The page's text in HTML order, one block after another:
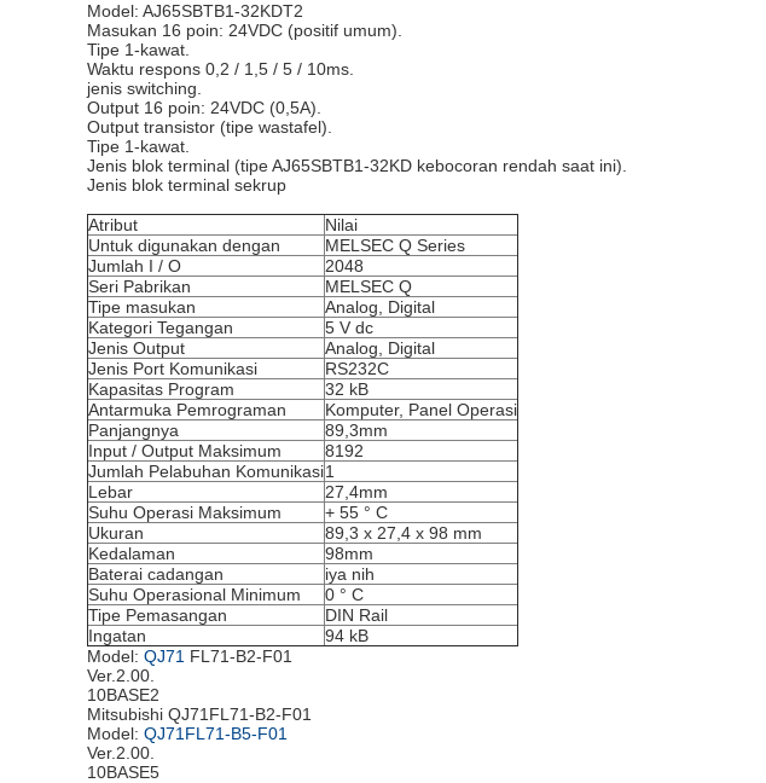
Model: AJ65SBTB1-32KDT2
Masukan 16 poin: 24VDC (positif umum).
Tipe 1-kawat.
Waktu respons 0,2 / 1,5 / 5 / 10ms.
jenis switching.
Output 16 poin: 24VDC (0,5A).
Output transistor (tipe wastafel).
Tipe 1-kawat.
Jenis blok terminal (tipe AJ65SBTB1-32KD kebocoran rendah saat ini).
Jenis blok terminal sekrup
Atribut
Nilai
Untuk digunakan dengan
MELSEC Q Series
Jumlah I / O
2048
Seri Pabrikan
MELSEC Q
Tipe masukan
Analog, Digital
Kategori Tegangan
5 V dc
Jenis Output
Analog, Digital
Jenis Port Komunikasi
RS232C
Kapasitas Program
32 kB
Antarmuka Pemrograman
Komputer, Panel Operasi
Panjangnya
89,3mm
Input / Output Maksimum
8192
Jumlah Pelabuhan Komunikasi1
Lebar
27,4mm
Suhu Operasi Maksimum
+ 55 ° C
Ukuran
89,3 x 27,4 x 98 mm
Kedalaman
98mm
Baterai cadangan
iya nih
Suhu Operasional Minimum
0 ° C
Tipe Pemasangan
DIN Rail
Ingatan
94 kB
Model: QJ71 FL71-B2-F01
Ver.2.00.
10BASE2
Mitsubishi QJ71FL71-B2-F01
Model: QJ71FL71-B5-F01
Ver.2.00.
10BASE5